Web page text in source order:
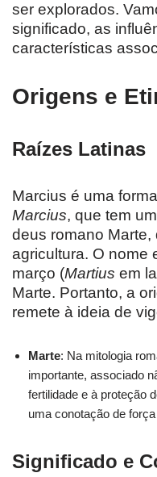
ser explorados.
significado, as
características
Origens e
Raízes Latinas
Marcius é uma
Marcius, que tem
deus romano
agricultura. O nome
março (Martius em
Marte. Portanto, a
remete à ideia de
Marte: Na mitologia
importante, associado
fertilidade e à proteção
uma conotação de
Significado e